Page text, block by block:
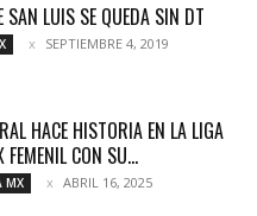
SAN LUIS SE QUEDA SIN DT
SEPTIEMBRE 4, 2019
HACE HISTORIA EN LA LIGA
FEMENIL CON SU...
MX ABRIL 16, 2025